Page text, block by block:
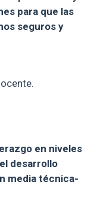
para que las
seguros y
en niveles
desarrollo
media técnica-